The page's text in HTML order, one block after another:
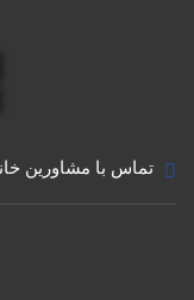
بالابردن افزایش
خواصیتی که چسب
است. چسب بتن ،
تعمیر سازه های
ملات، مخلوط
تماس با مشاورین